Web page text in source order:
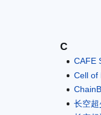
C
CAFE
Cell of
长空超